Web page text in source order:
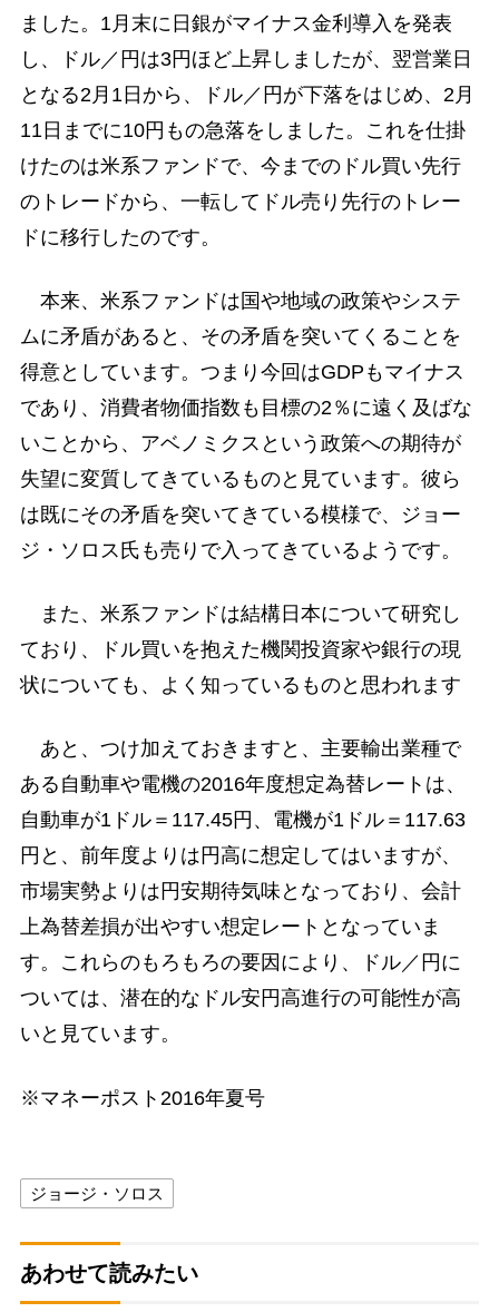
ました。1月末に日銀がマイナス金利導入を発表
し、ドル／円は3円ほど上昇しましたが、翌営業日
となる2月1日から、ドル／円が下落をはじめ、2月
11日までに10円もの急落をしました。これを仕掛
けたのは米系ファンドで、今までのドル買い先行
のトレードから、一転してドル売り先行のトレー
ドに移行したのです。
本来、米系ファンドは国や地域の政策やシステ
ムに矛盾があると、その矛盾を突いてくることを
得意としています。つまり今回はGDPもマイナス
であり、消費者物価指数も目標の2％に遠く及ばな
いことから、アベノミクスという政策への期待が
失望に変質してきているものと見ています。彼ら
は既にその矛盾を突いてきている模様で、ジョー
ジ・ソロス氏も売りで入ってきているようです。
また、米系ファンドは結構日本について研究し
ており、ドル買いを抱えた機関投資家や銀行の現
状についても、よく知っているものと思われます
あと、つけ加えておきますと、主要輸出業種で
ある自動車や電機の2016年度想定為替レートは、
自動車が1ドル＝117.45円、電機が1ドル＝117.63
円と、前年度よりは円高に想定してはいますが、
市場実勢よりは円安期待気味となっており、会計
上為替差損が出やすい想定レートとなっていま
す。これらのもろもろの要因により、ドル／円に
ついては、潜在的なドル安円高進行の可能性が高
いと見ています。
※マネーポスト2016年夏号
ジョージ・ソロス
あわせて読みたい